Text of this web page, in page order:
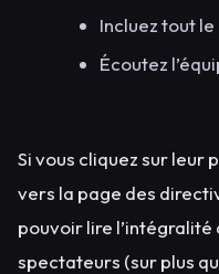
Incluez tout
Écoutez
Si vous cliquez sur leur
vers la page des
pouvoir lire l’intégralité
spectateurs (sur plus